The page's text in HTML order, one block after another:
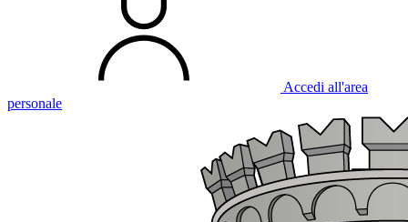
Accedi all'area
personale